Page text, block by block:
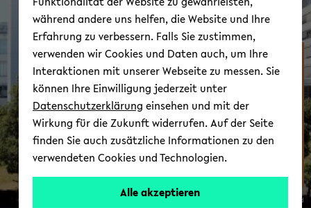
Zen­trum für Kindheits-​
und Ju­gend­for­schung
© Uni­ver­si­tät Bie­le­feld
während andere uns helfen, die Website und Ihre
Erfahrung zu verbessern. Falls Sie zustimmen,
verwenden wir Cookies und Daten auch, um Ihre
Interaktionen mit unserer Webseite zu messen. Sie
können Ihre Einwilligung jederzeit unter
Datenschutzerklärung einsehen und mit der
Wirkung für die Zukunft widerrufen. Auf der Seite
finden Sie auch zusätzliche Informationen zu den
verwendeten Cookies und Technologien.
Alle akzeptieren